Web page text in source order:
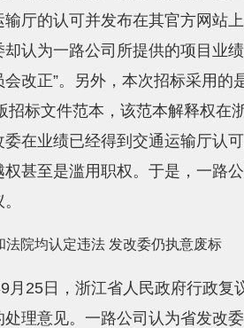
输厅的认可并发布在其官方网站
却认为一路公司所提供的项目业
会改正”。另外，本次招标采用
招标文件范本，该范本解释权在
委在业绩已经得到交通运输厅认
权甚至是滥用职权。于是，一路
法院均认定违法 发改委仍执意废标
月25日，浙江省人民政府行政
处理意见。一路公司认为省发改